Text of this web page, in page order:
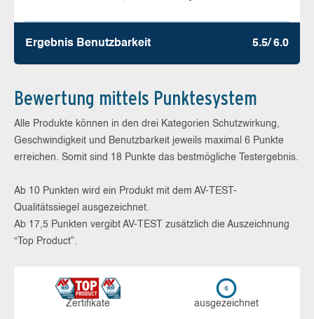
Ergebnis Benutz­barkeit 5.5/ 6.0
Bewertung mittels Punktesystem
Alle Produkte können in den drei Kategorien Schutzwirkung,
Geschwindigkeit und Benutzbarkeit jeweils maximal 6 Punkte
erreichen. Somit sind 18 Punkte das bestmögliche Testergebnis.
Ab 10 Punkten wird ein Produkt mit dem AV-TEST-
Qualitätssiegel ausgezeichnet.
Ab 17,5 Punkten vergibt AV-TEST zusätzlich die Auszeichnung
“Top Product”.
Zerti­fikate aus­ge­zeich­net